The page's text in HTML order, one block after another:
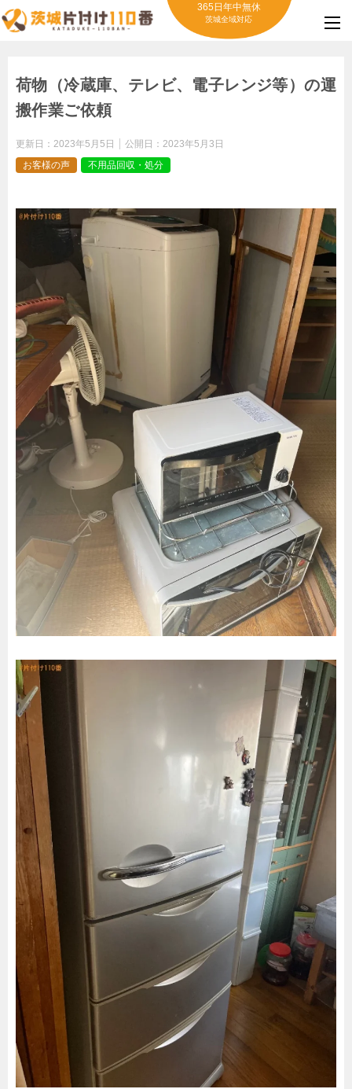
365日年中無休
茨城全域対応
荷物（冷蔵庫、テレビ、電子レンジ等）の運
搬作業ご依頼
更新日： 2023年5月5日 公開日： 2023年5月3日
お客様の声
不用品回収・処分